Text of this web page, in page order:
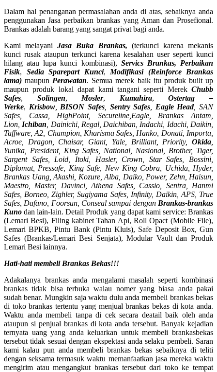
Dalam hal penanganan permasalahan anda di atas, sebaiknya anda
penggunakan Jasa perbaikan brankas yang Aman dan Prosefional.
Brankas adalah barang yang sangat privat bagi anda.
Kami melayaniJasa Buka Brankas, (terkunci karena mekanis
kunci rusak ataupun terkunci karena kesalahan user seperti kunci
hilang atau lupa kunci kombinasi), Servics Brankas, Perbaikan
Fisik, Sedia Sparepart Kunci, Modifikasi (Reinforce Brankas
lama) maupun Perawatan. Semua merek baik itu produk built up
maupun produk lokal dapat kami tangani seperti Merek Chubb
Safes, Solingen, Mosler, Kumahira,Ostertag –
Werke, Krisbow, BISON Safes, Sentry Safes Eagle Head, SAN
Safes, Cassa, HighPoint, Secureline, Eagle, Brankas Antam,
Lion, Ichiban , Dainichi, Regal, Daichiban, Indachi, Idachi, Daikin,
Taffware, A2, Champion, Kharisma Safes, Hanko, Donati, Importa,
Acroe, Dragon, Chaisar, Giant, Yale, Brilliant, Priority, Okida
Yunika, President, King Safes, National, Nasional, Brother, Tiger,
Sargent Safes, Loid, Itoki, Hasler, Crown, Star Safes, Bossini,
Diplomat, Pressafe, King Safe, New King Cobra, Uchida, Hyder,
Brankas Uang, Akashi, Kozure, Alba, Daiko, Power, Zehn, Haisun,
Maestro, Master, Davinci, Athena Safes, Cassio, Sentra, Hanmi
Safes, Borneo, Zighler, Sugiyama Safes, Infinity, Daikin, APS, True
Safes, Dafano, Foorsun, Conseal sampai dengan Brankas-brankas
Kuno dan lain-lain. Detail Produk yang dapat kami service: Brankas
(Lemari Besi), Filing kabinet Tahan Api, Roll Opact (Mobile File),
Lemari BPKB, Pintu Bank (Pintu Kluis), Safe Deposit Box, Gun
Safes (Brankas/Lemari Besi Senjata), Modular Vault dan Produk
Lemari Besi lainnya.
Hati-hati membeli Brankas Bekas!!!
Adakalanya brankas anda mengalami masalah seperti kombinasi
brankas tidak bisa terbuka walau nomer yang biasa anda pakai
sudah benar. Mungkin saja waktu dulu anda membeli brankas bekas
di toko brankas tertentu yang menjual brankas bekas di kota anda.
Waktu anda membeli tanpa di cek secara deatail baik oleh anda
ataupun si penjual brankas di kota anda tersebut. Banyak kejadian
ternyata uang yang anda keluarkan untuk membeli brankasbekas
tersebut tidak sesuai dengan ekspektasi anda selaku pembeli. Saran
kami kalau pun anda membeli brankas bekas sebaiknya di teliti
dengan seksama termasuk waktu memanfaatkan jasa mereka waktu
mengirim atau mengangkut brankas tersebut dari toko ke tempat